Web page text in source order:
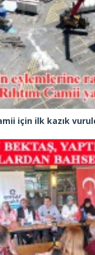
için ilk kazık